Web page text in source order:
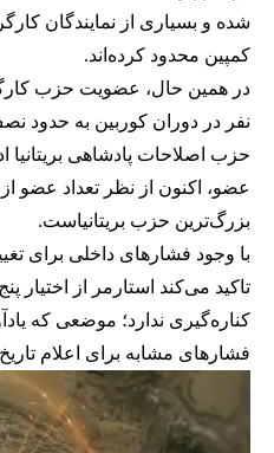
شده و بسیاری از نمایندگان
کمپین محدود کرده‌اند.
در همین حال، عضویت حزب
نفر در دوران کوربین به حدود
عضو، اکنون از نظر تعداد عضو
بزرگ‌ترین حزب بریتانیاست.
با وجود فشارهای داخلی برای
تاکید می‌کند استارمر از اختیار
کناره‌گیری ندارد؛ موضعی که
فشارهای مشابه برای اعلام